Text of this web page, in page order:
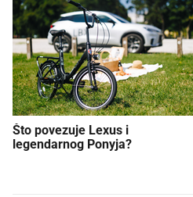
Što povezuje Lexus i
legendarnog Ponyja?